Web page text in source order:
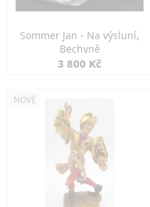
Sommer Jan - Na výsluní,
Bechyně
3 800 Kč
NOVÉ